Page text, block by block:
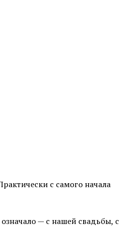
с самого начала
— с нашей свадьбы, с